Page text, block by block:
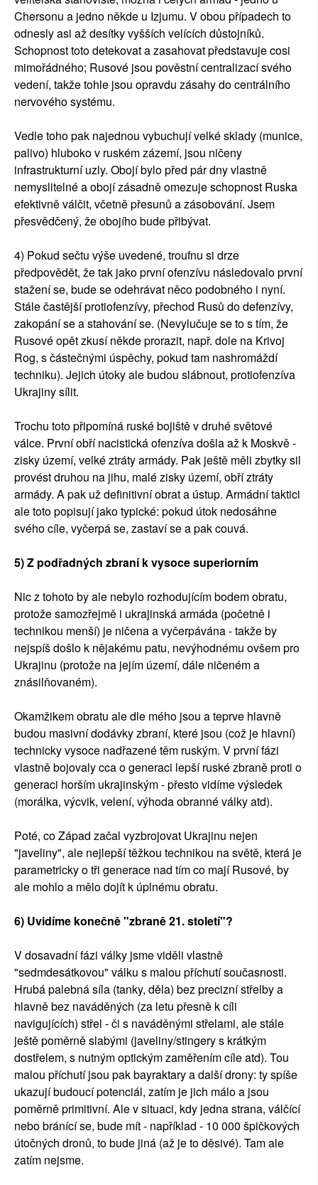
Chersonu a jedno někde u Izjumu. V obou případech to
odnesly asi až desítky vyšších velících důstojníků.
Schopnost toto detekovat a zasahovat představuje cosi
mimořádného; Rusové jsou pověstní centralizací svého
vedení, takže tohle jsou opravdu zásahy do centrálního
nervového systému.
Vedle toho pak najednou vybuchují velké sklady (munice,
palivo) hluboko v ruském zázemí, jsou ničeny
infrastrukturní uzly. Obojí bylo před pár dny vlastně
nemyslitelné a obojí zásadně omezuje schopnost Ruska
efektivně válčit, včetně přesunů a zásobování. Jsem
přesvědčený, že obojího bude přibývat.
4) Pokud sečtu výše uvedené, troufnu si drze
předpovědět, že tak jako první ofenzívu následovalo první
stažení se, bude se odehrávat něco podobného i nyní.
Stále častější protiofenzívy, přechod Rusů do defenzívy,
zakopání se a stahování se. (Nevylučuje se to s tím, že
Rusové opět zkusí někde prorazit, např. dole na Krivoj
Rog, s částečnými úspěchy, pokud tam nashromáždí
techniku). Jejich útoky ale budou slábnout, protiofenzíva
Ukrajiny sílit.
Trochu toto připomíná ruské bojiště v druhé světové
válce. První obří nacistická ofenzíva došla až k Moskvě -
zisky území, velké ztráty armády. Pak ještě měli zbytky sil
provést druhou na jihu, malé zisky území, obří ztráty
armády. A pak už definitivní obrat a ústup. Armádní taktici
ale toto popisují jako typické: pokud útok nedosáhne
svého cíle, vyčerpá se, zastaví se a pak couvá.
5) Z podřadných zbraní k vysoce superiorním
Nic z tohoto by ale nebylo rozhodujícím bodem obratu,
protože samozřejmě i ukrajinská armáda (početně i
technikou menší) je ničena a vyčerpávána - takže by
nejspíš došlo k nějakému patu, nevýhodnému ovšem pro
Ukrajinu (protože na jejím území, dále ničeném a
znásilňovaném).
Okamžikem obratu ale dle mého jsou a teprve hlavně
budou masivní dodávky zbraní, které jsou (což je hlavní)
technicky vysoce nadřazené těm ruským. V první fázi
vlastně bojovaly cca o generaci lepší ruské zbraně proti o
generaci horším ukrajinským - přesto vidíme výsledek
(morálka, výcvik, velení, výhoda obranné války atd).
Poté, co Západ začal vyzbrojovat Ukrajinu nejen
"javeliny", ale nejlepší těžkou technikou na světě, která je
parametricky o tři generace nad tím co mají Rusové, by
ale mohlo a mělo dojít k úplnému obratu.
6) Uvidíme konečně "zbraně 21. století"?
V dosavadní fázi války jsme viděli vlastně
"sedmdesátkovou" válku s malou příchutí současnosti.
Hrubá palebná síla (tanky, děla) bez precizní střelby a
hlavně bez naváděných (za letu přesně k cíli
navigujících) střel - či s naváděnými střelami, ale stále
ještě poměrně slabými (javeliny/stingery s krátkým
dostřelem, s nutným optickým zaměřením cíle atd). Tou
malou příchutí jsou pak bayraktary a další drony: ty spíše
ukazují budoucí potenciál, zatím je jich málo a jsou
poměrně primitivní. Ale v situaci, kdy jedna strana, válčící
nebo bránící se, bude mít - například - 10 000 špičkových
útočných dronů, to bude jiná (až je to děsivé). Tam ale
zatím nejsme.